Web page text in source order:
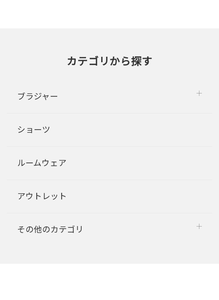
カテゴリから探す
ブラジャー
ショーツ
ルームウェア
アウトレット
その他のカテゴリ